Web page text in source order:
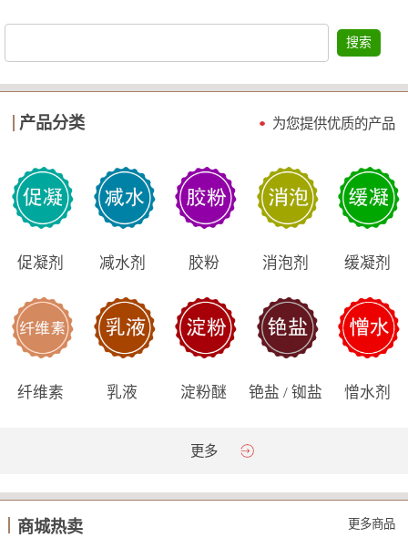
搜索
产品分类 为您提供优质的产品
促凝剂 减水剂 胶粉 消泡剂 缓凝剂
纤维素 乳液 淀粉醚 铯盐 / 铷盐 憎水剂
更多
商城热卖 更多商品